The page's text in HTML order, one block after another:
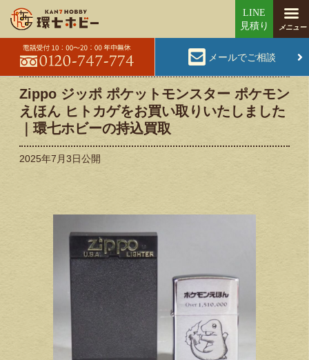
メールでご相談
Zippo ジッポ ポケットモンスター ポケモン
えほん ヒトカゲをお買い取りいたしました
｜環七ホビーの持込買取
2025年7月3日公開